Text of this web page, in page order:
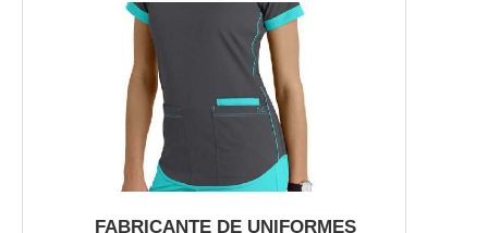
FABRICANTE DE UNIFORMES